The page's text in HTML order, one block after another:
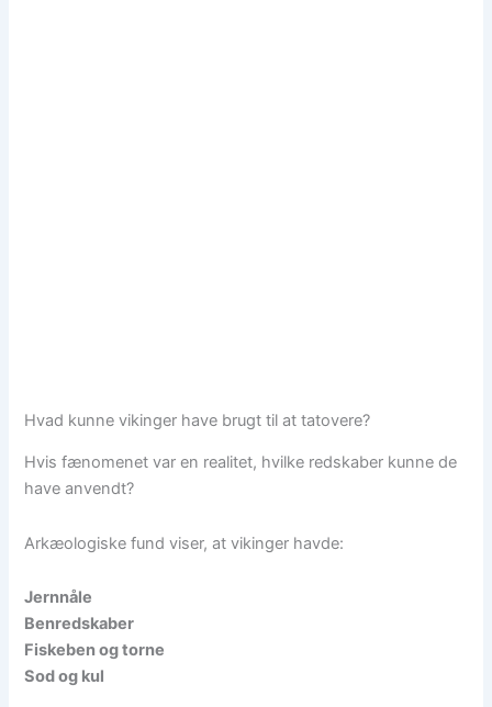
Hvad kunne vikinger have brugt til at tatovere?
Hvis fænomenet var en realitet, hvilke redskaber kunne de
have anvendt?
Arkæologiske fund viser, at vikinger havde:
Jernnåle
Benredskaber
Fiskeben og torne
Sod og kul